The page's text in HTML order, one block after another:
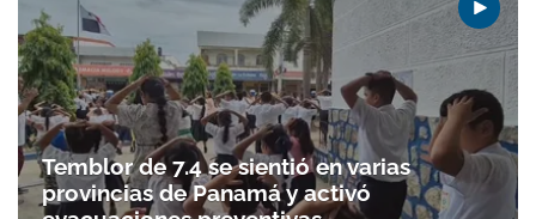
Temblor de 7.4 se sientió en varias
provincias de Panamá y activó